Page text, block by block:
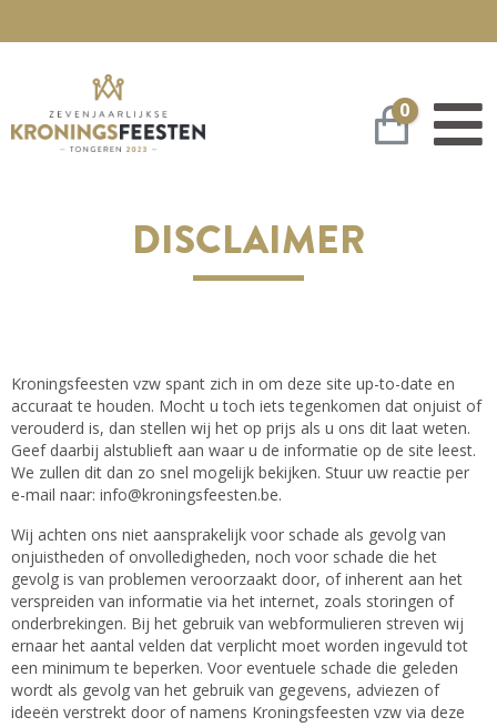
0
DIS­CLAIMER
Kroningsfeesten vzw spant zich in om deze site up-to-date en
accuraat te houden. Mocht u toch iets tegenkomen dat onjuist of
verouderd is, dan stellen wij het op prijs als u ons dit laat weten.
Geef daarbij alstublieft aan waar u de informatie op de site leest.
We zullen dit dan zo snel mogelijk bekijken. Stuur uw reactie per
e-mail naar: info@kroningsfeesten.be.
Wij achten ons niet aansprakelijk voor schade als gevolg van
onjuistheden of onvolledigheden, noch voor schade die het
gevolg is van problemen veroorzaakt door, of inherent aan het
verspreiden van informatie via het internet, zoals storingen of
onderbrekingen. Bij het gebruik van webformulieren streven wij
ernaar het aantal velden dat verplicht moet worden ingevuld tot
een minimum te beperken. Voor eventuele schade die geleden
wordt als gevolg van het gebruik van gegevens, adviezen of
ideeën verstrekt door of namens Kroningsfeesten vzw via deze